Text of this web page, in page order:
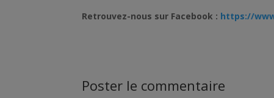
Retrouvez-nous sur Facebook : https://
Poster le commentaire